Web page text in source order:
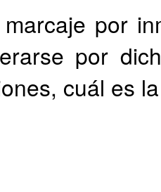
por
por
cuál es